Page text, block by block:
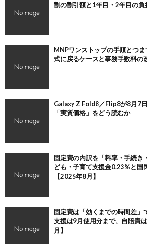
割の割引額と1年目・2年目の負
MNPワンストップの手順とつ
式に戻るケースと事務手数料の
Galaxy Z Fold8／Flip8が8月7
「実質価格」をどう読むか
固定費の内訳を「料率・手続き
ども・子育て支援金0.23%と国
【2026年8月】
固定費は「効くまでの時間差」
支援は9月使用分まで、自賠責
月】